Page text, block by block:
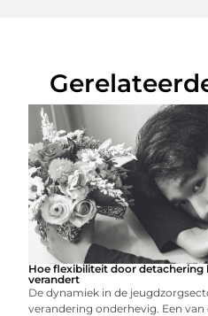
Hoe flexibiliteit door detachering
verandert
De dynamiek in de
verandering onderhevig. Een